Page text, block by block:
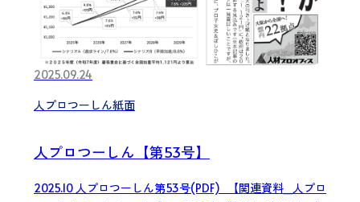
2025.09.24
人プロつーしん紙面
人プロつーしん【第53号】
2025.10 人プロつーしん第53号(PDF) 【関連資料_人プロ